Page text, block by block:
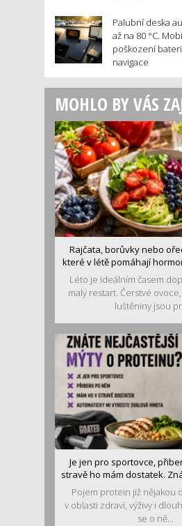
Palubní deska
až na 80 °C.
poškození
navigace
MOHLO BY VÁS
Rajčata, borůvky nebo
které v létě pomáhají
Léto je ideálním časem
malý restart. Čerstvé
luštěniny jsou
Je jen pro sportovce,
stravě ho mám dostatek.
Pojem protein již nějakou
v oblasti zdraví, výživy i
se o ně...